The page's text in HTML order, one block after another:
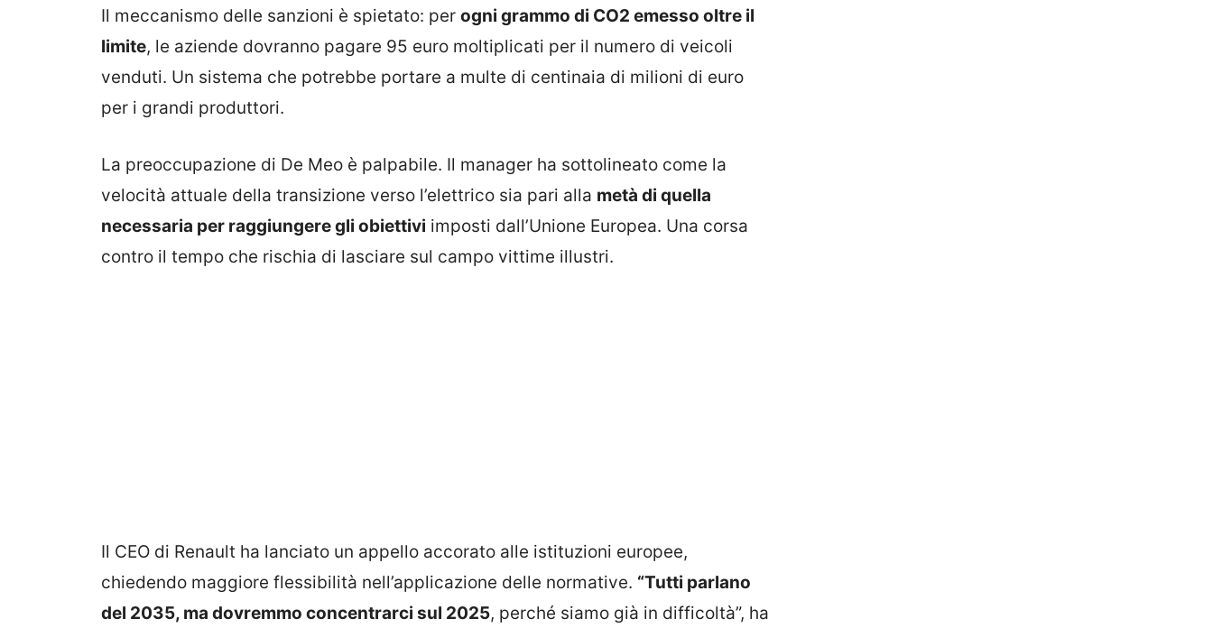
Il meccanismo delle sanzioni è spietato: per ogni grammo di CO2 emesso oltre il
limite, le aziende dovranno pagare 95 euro moltiplicati per il numero di veicoli
venduti. Un sistema che potrebbe portare a multe di centinaia di milioni di euro
per i grandi produttori.
La preoccupazione di De Meo è palpabile. Il manager ha sottolineato come la
velocità attuale della transizione verso l’elettrico sia pari alla metà di quella
necessaria per raggiungere gli obiettivi imposti dall’Unione Europea. Una corsa
contro il tempo che rischia di lasciare sul campo vittime illustri.
Il CEO di Renault ha lanciato un appello accorato alle istituzioni europee,
chiedendo maggiore flessibilità nell’applicazione delle normative. “Tutti parlano
del 2035, ma dovremmo concentrarci sul 2025, perché siamo già in difficoltà”, ha